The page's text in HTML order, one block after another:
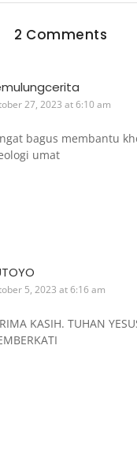
2 Comments
27, 2023 at 6:10 am
bagus membantu
umat
5, 2023 at 6:16 am
KASIH. TUHAN